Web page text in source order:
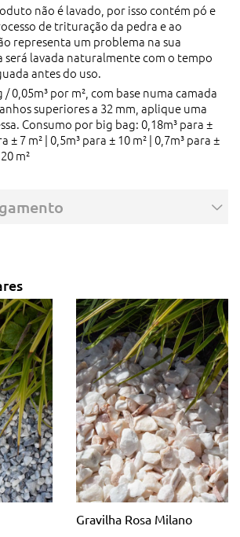
não é lavado, por isso contém pó e
de trituração da pedra e ao
representa um problema na sua
será lavada naturalmente com o tempo
antes do uso.
/ 0,05m³ por m², com base numa camada
superiores a 32 mm, aplique uma
Consumo por big bag: 0,18m³ para ±
± 7 m² | 0,5m³ para ± 10 m² | 0,7m³ para ±
m²
Gravilha Rosa Milano